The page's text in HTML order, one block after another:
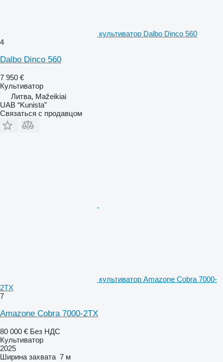
культиватор Dalbo Dinco 560
4
Dalbo Dinco 560
7 950 €
Культиватор
Литва, Mažeikiai
UAB “Kunista”
Связаться с продавцом
культиватор Amazone Cobra 7000-
2TX
7
Amazone Cobra 7000-2TX
80 000 € Без НДС
Культиватор
2025
Ширина захвата 7 м